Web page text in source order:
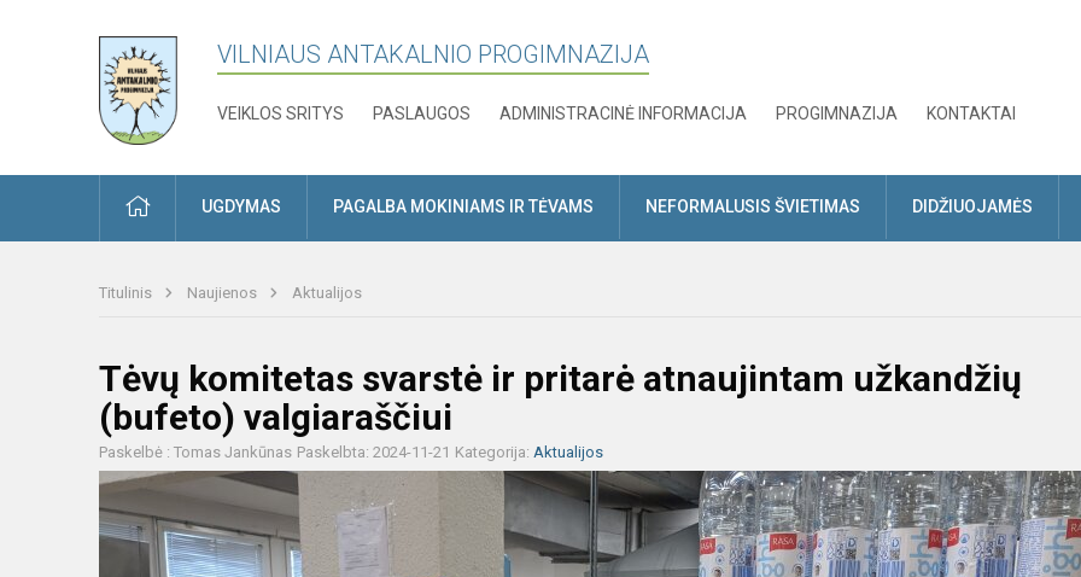
VILNIAUS ANTAKALNIO PROGIMNAZIJA
VEIKLOS SRITYS PASLAUGOS ADMINISTRACINĖ INFORMACIJA PROGIMNAZIJA KONTAKTAI
PRADŽIAUGDYMAS PAGALBA MOKINIAMS IR TĖVAMS NEFORMALUSIS ŠVIETIMAS DIDŽIUOJAMĖS
Titulinis Naujienos Aktualijos
Tėvų komitetas svarstė ir pritarė atnaujintam užkandžių
(bufeto) valgiaraščiui
Paskelbė : Tomas Jankūnas Paskelbta: 2024-11-21 Kategorija: Aktualijos